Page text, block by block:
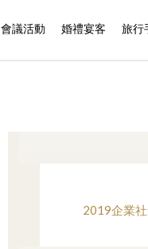
會議活動 婚禮宴客 旅行
2019企業